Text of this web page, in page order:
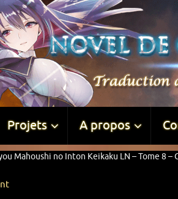
Projets A propos
Mahoushi no Inton Keikaku LN – Tome 8 –